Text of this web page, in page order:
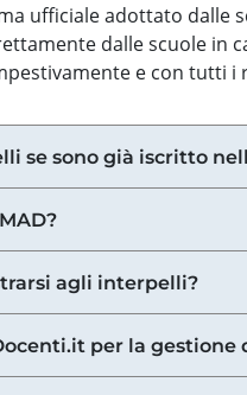
ufficiale adottato dalle
dalle scuole in
e con tutti
se sono già iscritto
agli interpelli?
per la